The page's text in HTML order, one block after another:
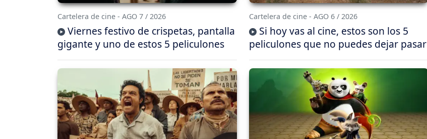
Cartelera de cine - AGO 7 / 2026
Viernes festivo de crispetas, pantalla
gigante y uno de estos 5 peliculones
Cartelera de cine - AGO 6 / 2026
Si hoy vas al cine, estos son los 5
peliculones que no puedes dejar pasar